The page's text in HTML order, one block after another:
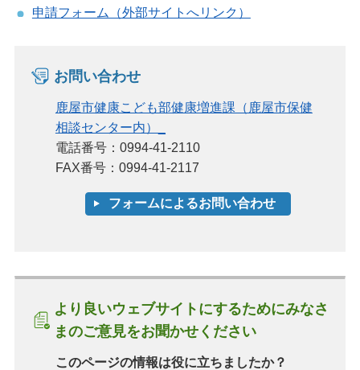
申請フォーム（外部サイトへリンク）
お問い合わせ
鹿屋市健康こども部健康増進課（鹿屋市保健
相談センター内）_
電話番号：0994-41-2110
FAX番号：0994-41-2117
より良いウェブサイトにするためにみなさ
まのご意見をお聞かせください
このページの情報は役に立ちましたか？